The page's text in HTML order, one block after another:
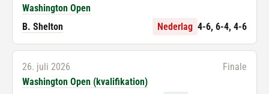
Washington Open
B. Shelton
Nederlag 4-6, 6-4, 4-6
26. juli 2026
Finale
Washington Open (kvalifikation)